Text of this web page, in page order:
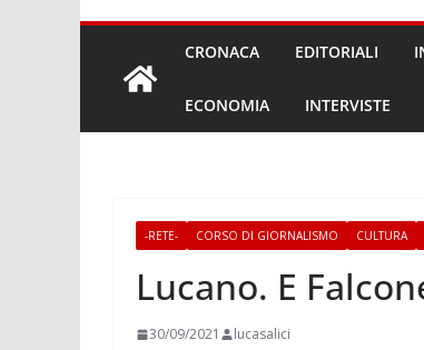
CRONACA EDITORIALI
ECONOMIA INTERVISTE
-RETE- CORSO DI GIORNALISMO CULTURA
Lucano. E
30/09/2021 lucasalici